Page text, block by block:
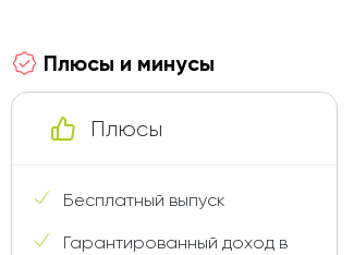
Плюсы и минусы
Плюсы
Бесплатный выпуск
Гарантированный доход в